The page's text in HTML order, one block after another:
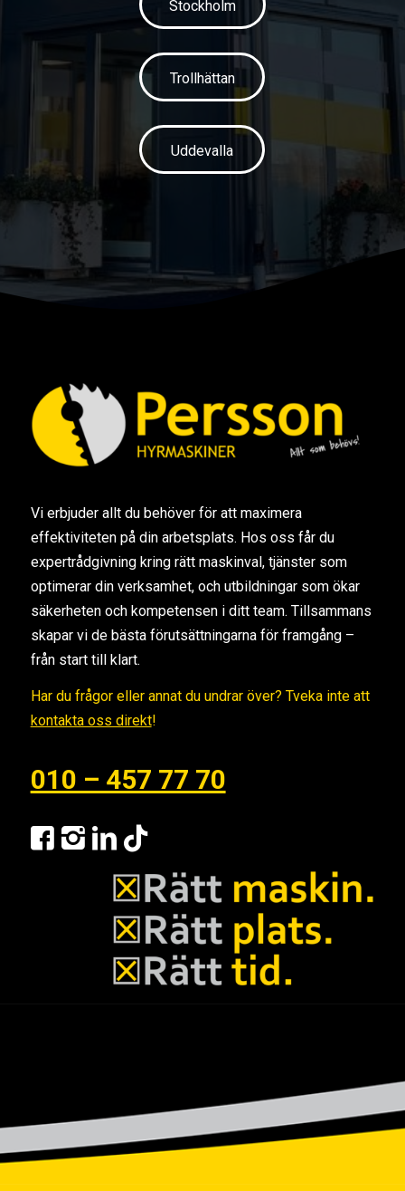
Stockholm
Trollhättan
Uddevalla
Vi erbjuder allt du behöver för att maximera
effektiviteten på din arbetsplats. Hos oss får du
expertrådgivning kring rätt maskinval, tjänster som
optimerar din verksamhet, och utbildningar som ökar
säkerheten och kompetensen i ditt team. Tillsammans
skapar vi de bästa förutsättningarna för framgång –
från start till klart.
Har du frågor eller annat du undrar över? Tveka inte att
kontakta oss direkt!
010 – 457 77 70